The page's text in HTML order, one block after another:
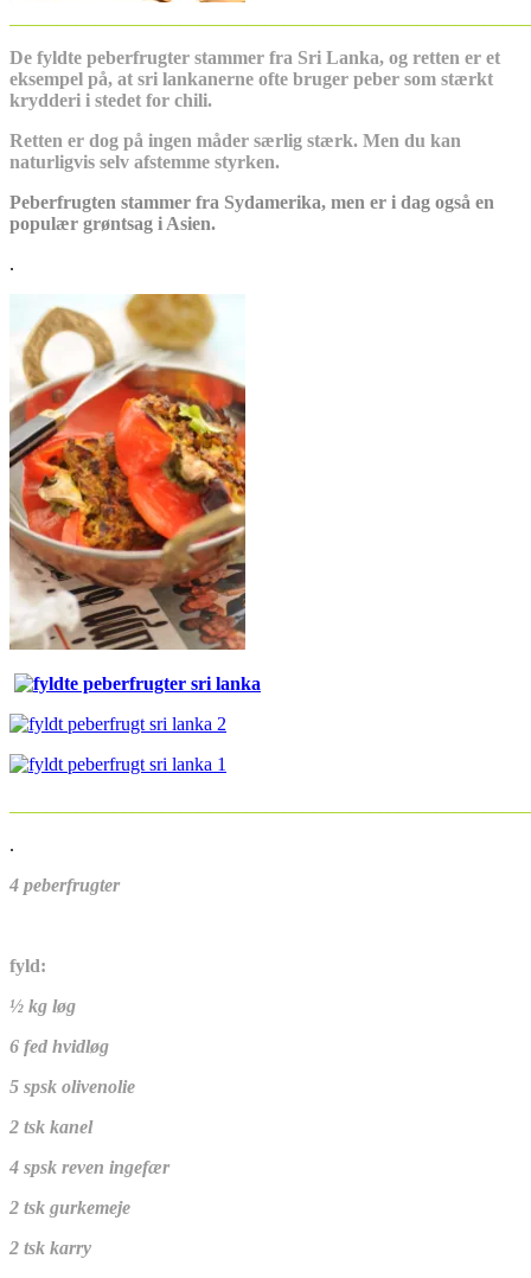
De fyldte peberfrugter stammer fra Sri Lanka, og retten er et
eksempel på, at sri lankanerne ofte bruger peber som stærkt
krydderi i stedet for chili.
Retten er dog på ingen måder særlig stærk. Men du kan
naturligvis selv afstemme styrken.
Peberfrugten stammer fra Sydamerika, men er i dag også en
populær grøntsag i Asien.
.
.
4 peberfrugter
fyld:
½ kg løg
6 fed hvidløg
5 spsk olivenolie
2 tsk kanel
4 spsk reven ingefær
2 tsk gurkemeje
2 tsk karry